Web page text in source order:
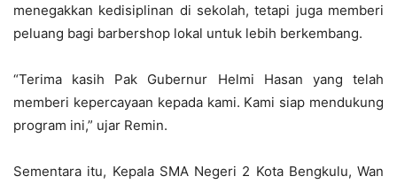
menegakkan kedisiplinan di sekolah, tetapi juga memberi
peluang bagi barbershop lokal untuk lebih berkembang.
“Terima kasih Pak Gubernur Helmi Hasan yang telah
memberi kepercayaan kepada kami. Kami siap mendukung
program ini,” ujar Remin.
Sementara itu, Kepala SMA Negeri 2 Kota Bengkulu, Wan